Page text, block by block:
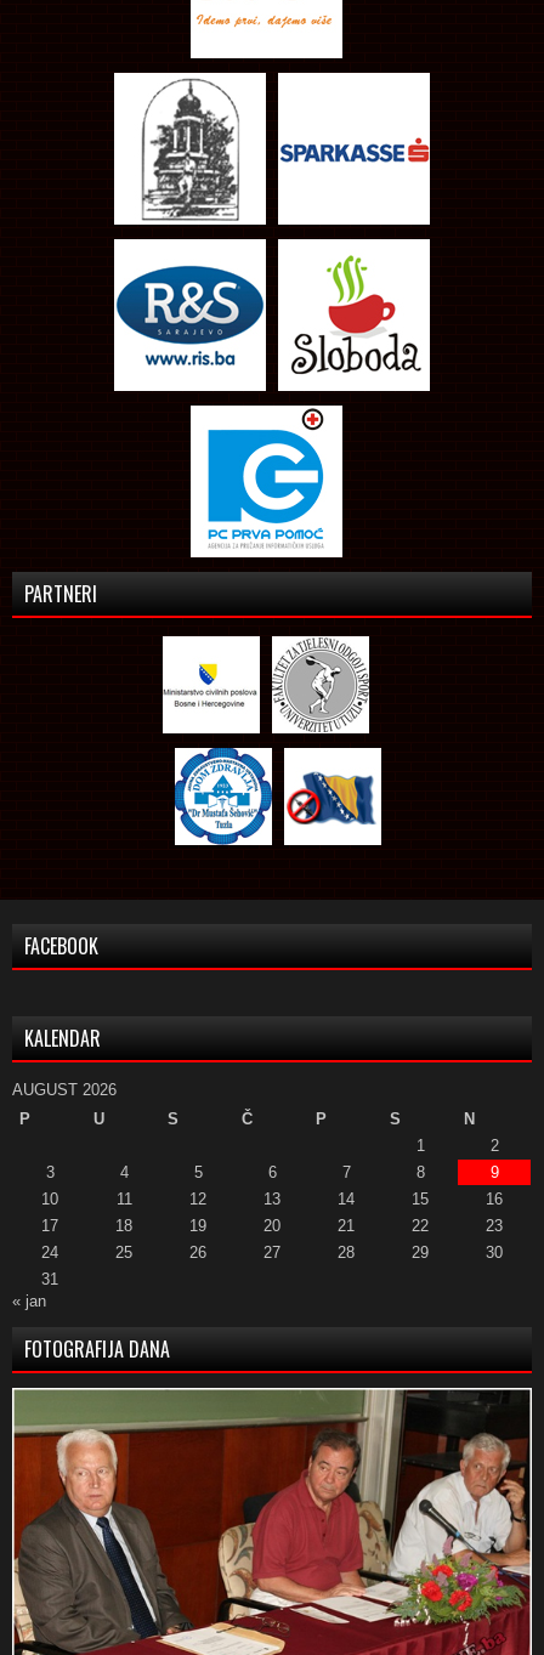
PARTNERI
FACEBOOK
KALENDAR
AUGUST 2026
P
U S Č P S
N
1
2
3
4 5 6 7 8
9
10
11 12 13 14 15
16
17
18 19 20 21 22
23
24
25 26 27 28 29
30
31
« jan
FOTOGRAFIJA DANA